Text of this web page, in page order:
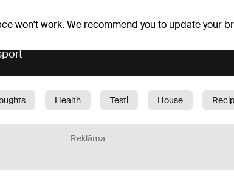
won't work. We recommend you to update your
Health Testi House
Reklāma